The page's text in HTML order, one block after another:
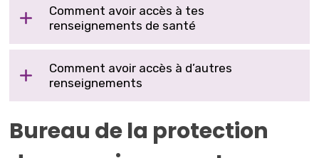
Comment avoir accès à tes
renseignements de santé
Comment avoir accès à d’autres
renseignements
Bureau de la protection